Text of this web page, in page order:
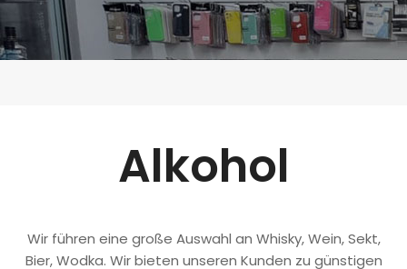
Alkohol
Wir führen eine große Auswahl an Whisky, Wein, Sekt,
Bier, Wodka. Wir bieten unseren Kunden zu günstigen